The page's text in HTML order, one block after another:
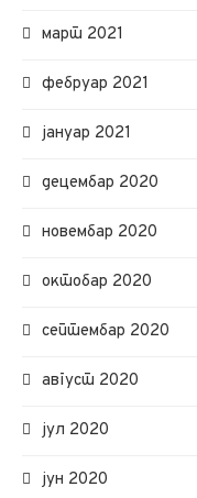
март 2021
фебруар 2021
јануар 2021
децембар 2020
новембар 2020
октобар 2020
септембар 2020
август 2020
јул 2020
јун 2020